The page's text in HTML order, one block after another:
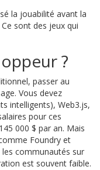
la jouabilité avant la
sont des jeux qui
?
passer au
Vous devez
intelligents), Web3.js,
pour ces
000 $ par an. Mais
Foundry et
communautés sur
est souvent faible.